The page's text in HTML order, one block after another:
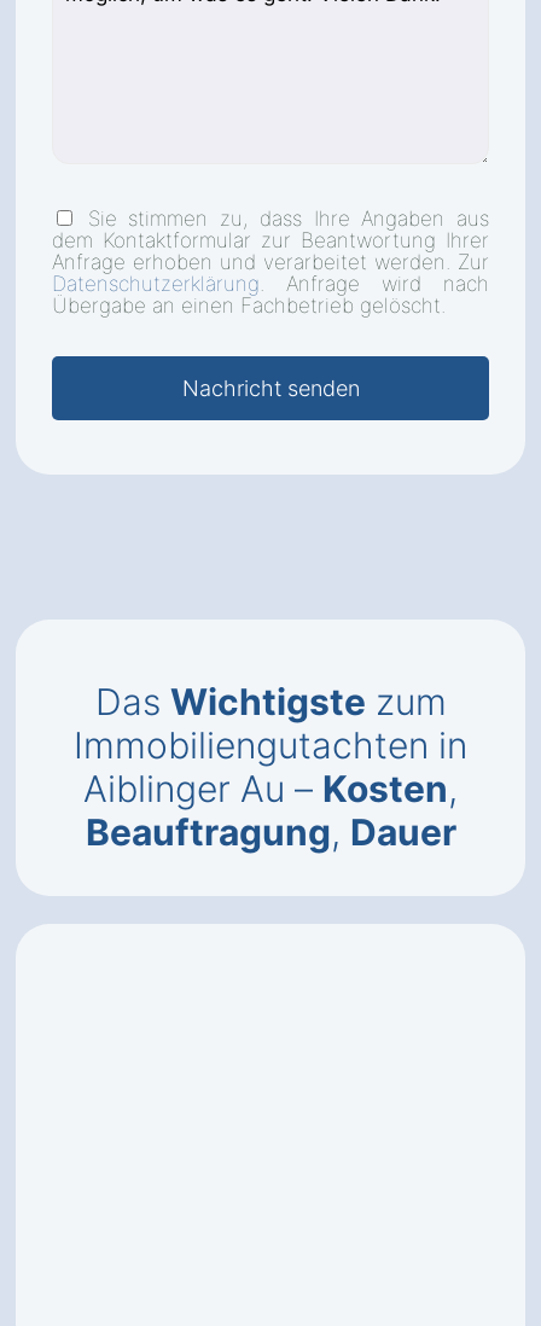
Sie stimmen zu, dass Ihre Angaben aus
dem Kontaktformular zur Beantwortung Ihrer
Anfrage erhoben und verarbeitet werden. Zur
Datenschutzerklärung. Anfrage wird nach
Übergabe an einen Fachbetrieb gelöscht.
Das Wichtigste zum
Immobiliengutachten in
Aiblinger Au – Kosten,
Beauftragung, Dauer